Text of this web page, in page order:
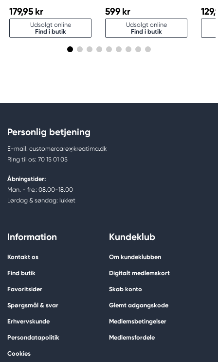
179,95 kr
Udsolgt online
Find i butik
599 kr
Udsolgt online
Find i butik
Personlig betjening
E-mail: customercare@kreatima.dk
Ring til os: 70 15 01 05
Åbningstider:
Man. - fre.: 08.00-18.00
Lørdag & søndag: lukket
Information
Kontakt os
Find butik
Favoritsider
Spørgsmål & svar
Erhvervskunde
Persondatapolitik
Cookies
Kundeklub
Om kundeklubben
Digitalt medlemskort
Skab konto
Glemt adgangskode
Medlemsbetingelser
Medlemsfordele